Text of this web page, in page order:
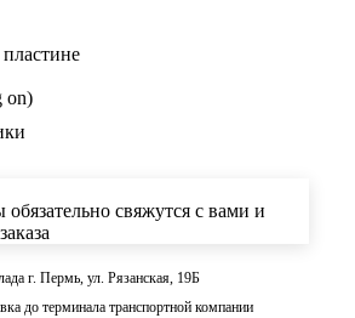
on)
свяжутся с вами и
г. Пермь, ул. Рязанская, 19Б
до терминала транспортной компании